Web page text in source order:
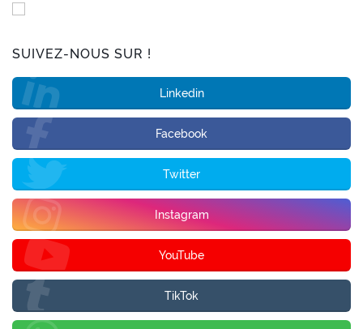
SUIVEZ-NOUS SUR !
Linkedin
Facebook
Twitter
Instagram
YouTube
TikTok